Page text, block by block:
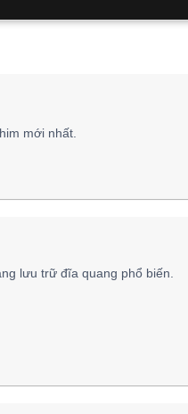
mới nhất.
lưu trữ đĩa quang phổ biến.